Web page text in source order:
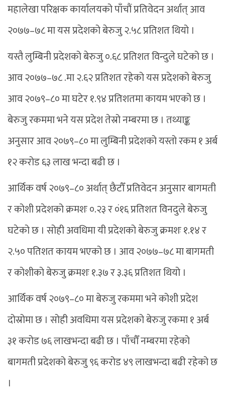
महालेखा परिक्षक कार्यालयको पाँचौं प्रतिवेदन अर्थात् आव
२०७७–७८ मा यस प्रदेशको बेरुजु २.५८ प्रतिशत थियो ।
यस्तै लुम्बिनी प्रदेशको बेरुजु ०.६८ प्रतिशत विन्दुले घटेको छ ।
आव २०७७–७८ .मा २.६२ प्रतिशत रहेको यस प्रदेशको बेरुजु
आव २०७९–८० मा घटेर १.९४ प्रतिशतमा कायम भएको छ ।
बेरुजु रकममा भने यस प्रदेश तेस्रो नम्बरमा छ । तथ्याङ्क
अनुसार आव २०७९–८० मा लुम्बिनी प्रदेशको यस्तो रकम १ अर्ब
१२ करोड ६३ लाख भन्दा बढी छ ।
आर्थिक वर्ष २०७९–८० अर्थात् छैटौँ प्रतिवेदन अनुसार बागमती
र कोशी प्रदेशको क्रमशः ०.२३ र ०ं१६ प्रतिशत विनदुले बेरुजु
घटेको छ । सोही अवधिमा यी प्रदेशको बेरुजु क्रमशः १.१४ र
२.५० पतिशत कायम भएको छ । आव २०७७–७८ मा बागमती
र कोशीको बेरुजु क्रमशः १.३७ र ३.३६ प्रतिशत थियो ।
आर्थिक वर्ष २०७९–८० मा बेरुजु रकममा भने कोशी प्रदेश
दोस्रोमा छ । सोही अवधिमा यस प्रदेशको बेरुजु रकमा १ अर्ब
३१ करोड ७६ लाखभन्दा बढी छ । पाँचौँ नम्बरमा रहेको
बागमती प्रदेशको बेरुजु ९६ करोड ४९ लाखभन्दा बढी रहेको छ
।